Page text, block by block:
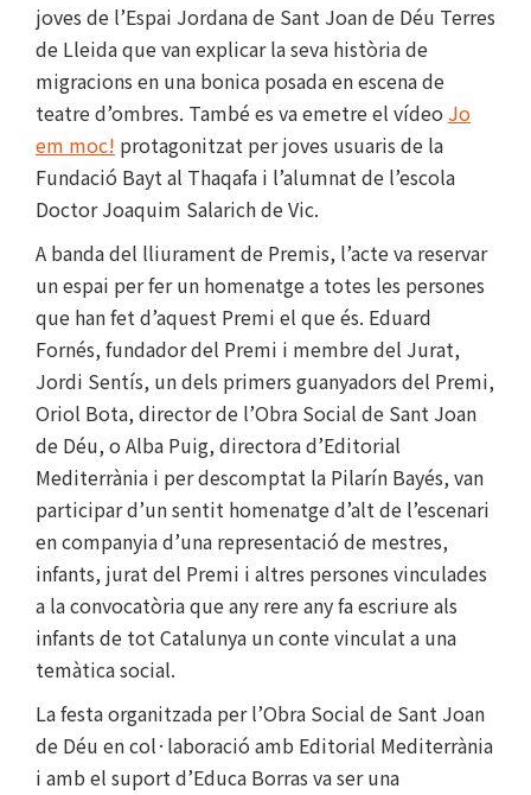
joves de l’Espai Jordana de Sant Joan de Déu Terres
de Lleida que van explicar la seva història de
migracions en una bonica posada en escena de
teatre d’ombres. També es va emetre el vídeo Jo
em moc! protagonitzat per joves usuaris de la
Fundació Bayt al Thaqafa i l’alumnat de l’escola
Doctor Joaquim Salarich de Vic.
A banda del lliurament de Premis, l’acte va reservar
un espai per fer un homenatge a totes les persones
que han fet d’aquest Premi el que és. Eduard
Fornés, fundador del Premi i membre del Jurat,
Jordi Sentís, un dels primers guanyadors del Premi,
Oriol Bota, director de l’Obra Social de Sant Joan
de Déu, o Alba Puig, directora d’Editorial
Mediterrània i per descomptat la Pilarín Bayés, van
participar d’un sentit homenatge d’alt de l’escenari
en companyia d’una representació de mestres,
infants, jurat del Premi i altres persones vinculades
a la convocatòria que any rere any fa escriure als
infants de tot Catalunya un conte vinculat a una
temàtica social.
La festa organitzada per l’Obra Social de Sant Joan
de Déu en col·laboració amb Editorial Mediterrània
i amb el suport d’Educa Borras va ser una